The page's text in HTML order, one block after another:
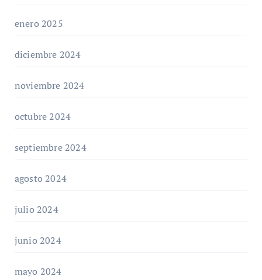
enero 2025
diciembre 2024
noviembre 2024
octubre 2024
septiembre 2024
agosto 2024
julio 2024
junio 2024
mayo 2024